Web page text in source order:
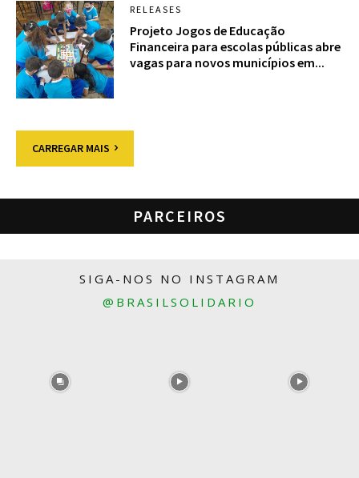
RELEASES
Projeto Jogos de Educação
Financeira para escolas públicas abre
vagas para novos municípios em...
CARREGAR MAIS
PARCEIROS
SIGA-NOS NO INSTAGRAM
@BRASILSOLIDARIO